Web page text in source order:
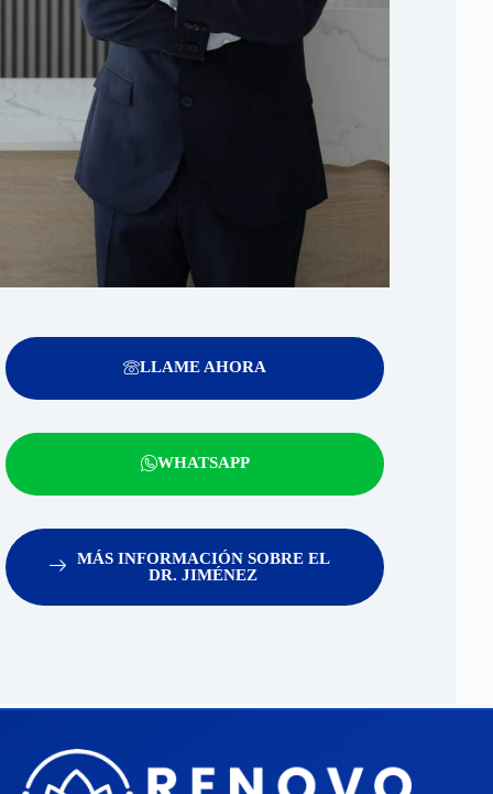
LLAME AHORA
WHATSAPP
MÁS INFORMACIÓN SOBRE EL
DR. JIMÉNEZ